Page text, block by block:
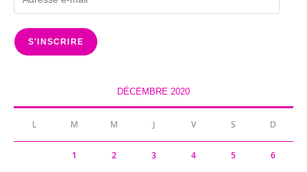
e-
mail
S'INSCRIRE
DÉCEMBRE 2020
L M M J V S D
1 2 3 4 5 6